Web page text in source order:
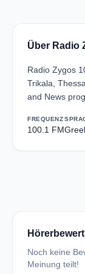
Über Radio
Radio Zygos
Trikala,
and News
FREQUENZ
100.1 FM
Noch keine
Meinung teilt!